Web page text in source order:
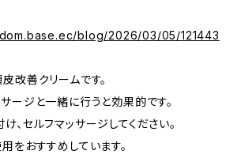
blog/2026/03/05/121443
改善クリームです。
ージと一緒に行うと効果的です。
、セルフマッサージしてください。
をおすすめしています。